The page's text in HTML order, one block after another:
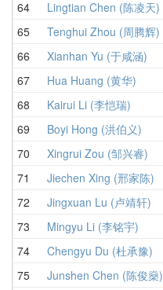
64 Lingtian Chen (陈凌天)
65 Tenghui Zhou (周腾辉)
66 Xianhan Yu (于咸涵)
67 Hua Huang (黄华)
68 Kairui Li (李恺瑞)
69 Boyi Hong (洪伯义)
70 Xingrui Zou (邹兴睿)
71 Jiechen Xing (邢家陈)
72 Jingxuan Lu (卢靖轩)
73 Mingyu Li (李铭宇)
74 Chengyu Du (杜承豫)
75 Junshen Chen (陈俊燊)